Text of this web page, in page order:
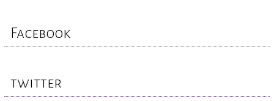
Facebook
twitter